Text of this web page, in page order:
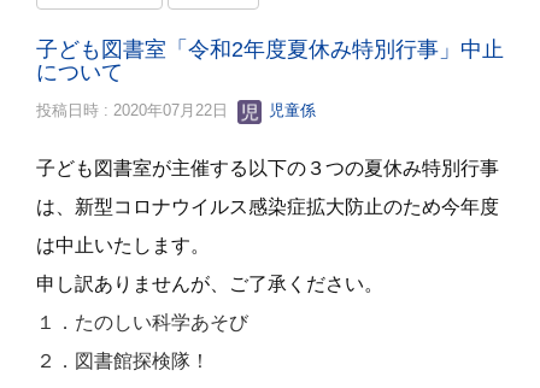
子ども図書室「令和2年度夏休み特別行事」中止
について
投稿日時 : 2020年07月22日 児童係
子ども図書室が主催する以下の３つの夏休み特別行事
は、新型コロナウイルス感染症拡大防止のため今年度
は中止いたします。
申し訳ありませんが、ご了承ください。
１．たのしい科学あそび
２．図書館探検隊！